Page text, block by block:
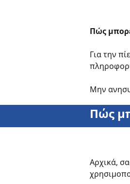
Πώς
Για την
Μην
Πώς
Αρχικά,